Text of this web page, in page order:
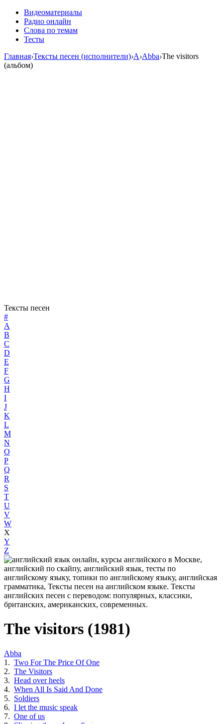
Видеоматериалы
Радио онлайн
Слова по темам
Тесты
Главная›Тексты песен (исполнители)›A›Abba›The visitors
(альбом)
Тексты песен
#
A
B
C
D
E
F
G
H
I
J
K
L
M
N
O
P
Q
R
S
T
U
V
W
X
Y
Z
The visitors (1981)
Abba
1. Two For The Price Of One
2. The Visitors
3. Head over heels
4. When All Is Said And Done
5. Soldiers
6. I let the music speak
7. One of us